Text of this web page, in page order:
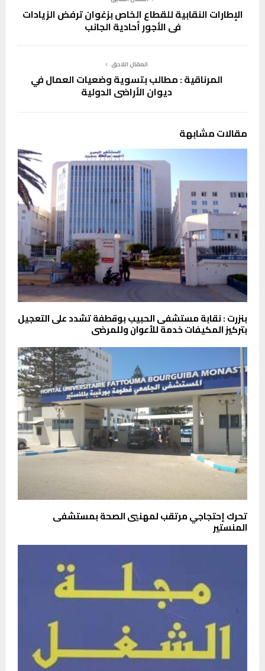
الإطارات النقابية للقطاع الخاص بزغوان ترفض الزيادات
في الأجور أحادية الجانب
المقال اللاحق
المرناقية : مطالب بتسوية وضعيات العمال في
ديوان الأراضي الدولية
مقالات مشابهة
بنزرت : نقابة مستشفى الحبيب بوقطفة تشدد على التعجيل
بتركيز المكيفات خدمة للأعوان وللمرضى
تحرك إحتجاجي مرتقب لمهنيي الصحة بمستشفى
المنستير